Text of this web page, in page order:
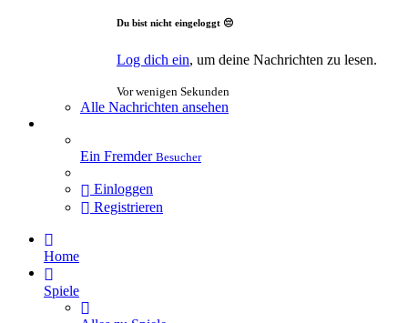
Du bist nicht eingeloggt 😔
Log dich ein, um deine Nachrichten zu lesen.
Vor wenigen Sekunden
Alle Nachrichten ansehen
Ein Fremder Besucher
Einloggen
Registrieren
Home
Spiele